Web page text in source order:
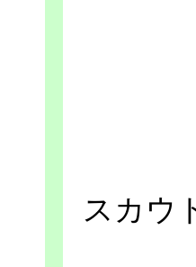
スカウ